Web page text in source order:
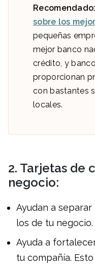
Recomendado:
sobre los
pequeñas
mejor banco
crédito, y
proporcionan
con bastantes
locales.
2. Tarjetas de
negocio:
Ayudan a
los de tu negocio.
Ayuda a
tu compañía.